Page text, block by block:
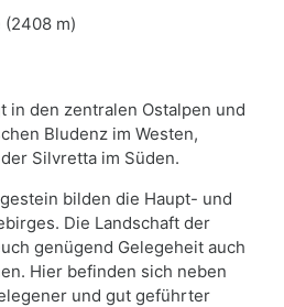
m)
in den zentralen Ostalpen und
Bludenz im Westen,
Silvretta im Süden.
bilden die Haupt- und
Die Landschaft der
genügend Gelegeheit auch
Hier befinden sich neben
und gut geführter